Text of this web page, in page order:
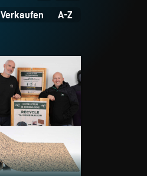
A-Z